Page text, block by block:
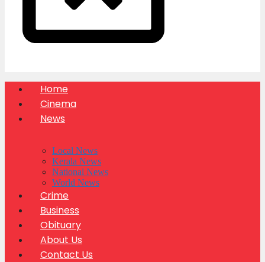
Home
Cinema
News
Local News
Kerala News
National News
World News
Crime
Business
Obituary
About Us
Contact Us